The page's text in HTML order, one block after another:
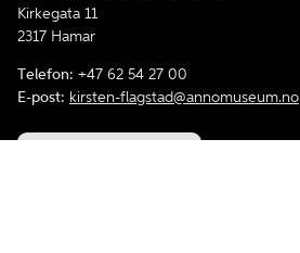
Kirkegata 11
2317 Hamar
Telefon: +47 62 54 27 00
E-post: kirsten-flagstad@annomuseum.no